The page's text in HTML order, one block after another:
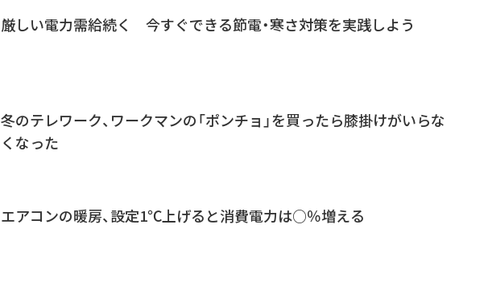
厳しい電力需給続く 今すぐできる節電・寒さ対策を実践しよう
冬のテレワーク、ワークマンの「ポンチョ」を買ったら膝掛けがいらな
くなった
エアコンの暖房、設定1℃上げると消費電力は○％増える